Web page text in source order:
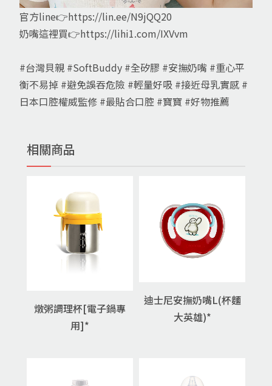
官方line👉https://lin.ee/N9jQQ20
奶嘴這裡買👉https://lihi1.com/IXVvm
#台灣貝親 #SoftBuddy #全矽膠 #安撫奶嘴 #重心平
衡不易掉 #避免誤吞危險 #輕量好吸 #接近母乳實感 #
日本口腔權威監修 #最貼合口腔 #寶寶 #好物推薦
相關商品
燉粥調理杯[電子鍋專
用]*
迪士尼安撫奶嘴L(杯麵
大英雄)*